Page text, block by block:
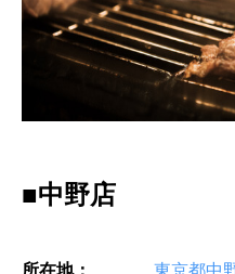
■中野店
所在地：
東京都中